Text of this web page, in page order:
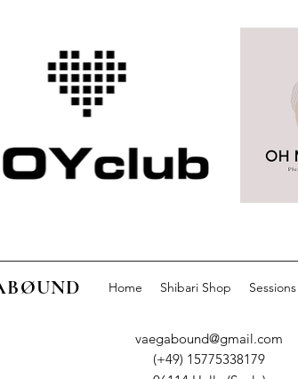
Home Shibari Shop Sessions
vaegabound@gmail.com
(+49) 15775338179